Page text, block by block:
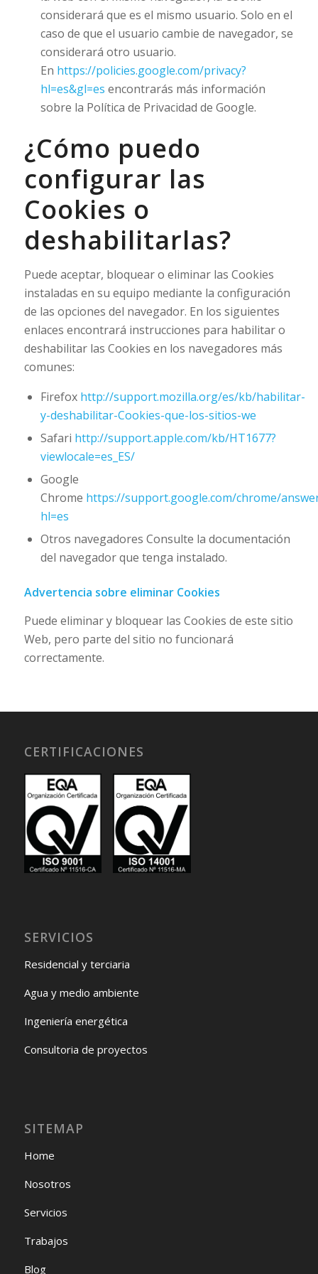
considerará que es el mismo usuario. Solo en el
caso de que el usuario cambie de navegador, se
considerará otro usuario.
En https://policies.google.com/privacy?
hl=es&gl=es encontrarás más información
sobre la Política de Privacidad de Google.
¿Cómo puedo
configurar las
Cookies o
deshabilitarlas?
Puede aceptar, bloquear o eliminar las Cookies
instaladas en su equipo mediante la configuración
de las opciones del navegador. En los siguientes
enlaces encontrará instrucciones para habilitar o
deshabilitar las Cookies en los navegadores más
comunes:
Firefox http://support.mozilla.org/es/kb/habilitar-
y-deshabilitar-Cookies-que-los-sitios-we
Safari http://support.apple.com/kb/HT1677?
viewlocale=es_ES/
Google
Chrome https://support.google.com/chrome/
hl=es
Otros navegadores Consulte la documentación
del navegador que tenga instalado.
Advertencia sobre eliminar Cookies
Puede eliminar y bloquear las Cookies de este sitio
Web, pero parte del sitio no funcionará
correctamente.
CERTIFICACIONES
SERVICIOS
Residencial y terciaria
Agua y medio ambiente
Ingeniería energética
Consultoria de proyectos
SITEMAP
Home
Nosotros
Servicios
Trabajos
Blog